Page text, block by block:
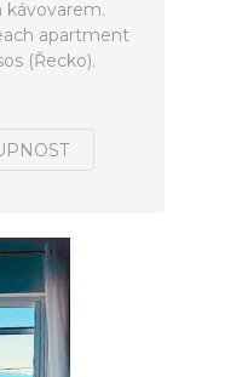
kávovarem.
apartment
(Řecko).